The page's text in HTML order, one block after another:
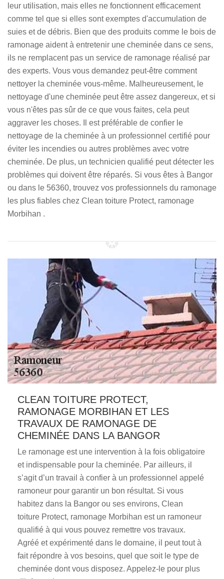
leur utilisation, mais elles ne fonctionnent efficacement
comme tel que si elles sont exemptes d'accumulation de
suies et de débris. Bien que des produits comme le bois de
ramonage aident à entretenir une cheminée dans ce sens,
ils ne remplacent pas un service de ramonage réalisé par
des experts. Vous vous demandez peut-être comment
nettoyer la cheminée vous-même. Malheureusement, le
nettoyage d'une cheminée peut être assez dangereux, et si
vous n'êtes pas sûr de ce que vous faites, cela peut
aggraver les choses. Il est préférable de confier le
nettoyage de la cheminée à un professionnel certifié pour
éviter les incendies ou autres problèmes avec votre
cheminée. De plus, un technicien qualifié peut détecter les
problèmes qui doivent être réparés. Si vous êtes à Bangor
ou dans le 56360, trouvez vos professionnels du ramonage
les plus fiables chez Clean toiture Protect, ramonage
Morbihan .
CLEAN TOITURE PROTECT,
RAMONAGE MORBIHAN ET LES
TRAVAUX DE RAMONAGE DE
CHEMINÉE DANS LA BANGOR
Le ramonage est une intervention à la fois obligatoire
et indispensable pour la cheminée. Par ailleurs, il
s’agit d’un travail à confier à un professionnel appelé
ramoneur pour garantir un bon résultat. Si vous
habitez dans la Bangor ou ses environs, Clean
toiture Protect, ramonage Morbihan est un ramoneur
qualifié à qui vous pouvez remettre vos travaux.
Agréé et expérimenté dans le domaine, il peut tout à
fait répondre à vos besoins, quel que soit le type de
cheminée dont vous disposez. Appelez-le pour plus